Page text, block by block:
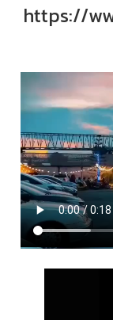
https://